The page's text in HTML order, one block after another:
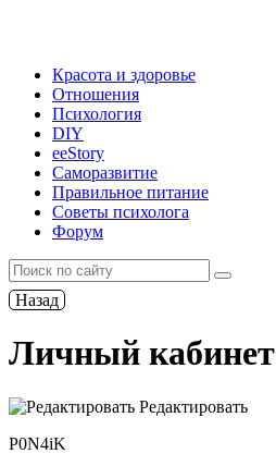
Красота и здоровье
Отношения
Психология
DIY
ееStory
Саморазвитие
Правильное питание
Советы психолога
Форум
Назад
Личный кабинет
Редактировать
P0N4iK